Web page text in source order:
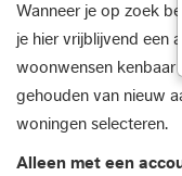
Wanneer je op zoek
je hier vrijblijvend een
woonwensen kenbaar
gehouden van nieuw
woningen selecteren.
Alleen met een